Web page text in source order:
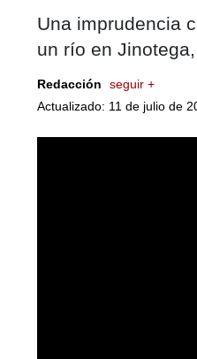
Una imprudencia
un río en
Redacción
seguir +
Actualizado: 11 de julio de